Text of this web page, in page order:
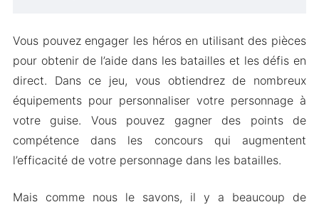
Vous pouvez engager les héros en utilisant des pièces
pour obtenir de l’aide dans les batailles et les défis en
direct. Dans ce jeu, vous obtiendrez de nombreux
équipements pour personnaliser votre personnage à
votre guise. Vous pouvez gagner des points de
compétence dans les concours qui augmentent
l’efficacité de votre personnage dans les batailles.
Mais comme nous le savons, il y a beaucoup de